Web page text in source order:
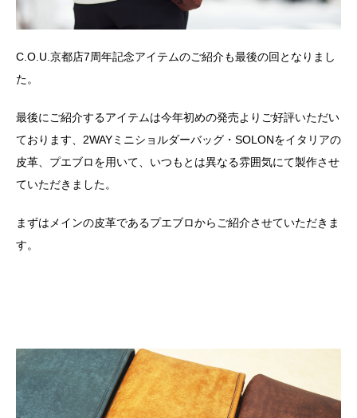
C.O.U.京都店7周年記念アイテムのご紹介も最後の回となりまし
た。
最後にご紹介するアイテムは今年初めの発売よりご好評いただい
ております、2WAYミニショルダーバッグ・SOLONをイタリアの
皮革、プエブロを用いて、いつもとは異なる雰囲気にて製作させ
ていただきました。
まずはメインの皮革であるプエブロからご紹介させていただきま
す。